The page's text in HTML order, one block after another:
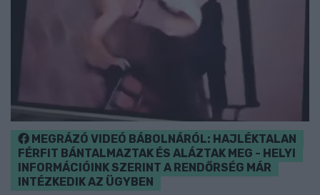
MEGRÁZÓ VIDEÓ BÁBOLNÁRÓL: HAJLÉKTALAN
FÉRFIT BÁNTALMAZTAK ÉS ALÁZTAK MEG - HELYI
INFORMÁCIÓINK SZERINT A RENDŐRSÉG MÁR
INTÉZKEDIK AZ ÜGYBEN